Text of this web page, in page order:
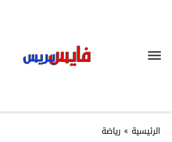
الرئيسية » رياضة